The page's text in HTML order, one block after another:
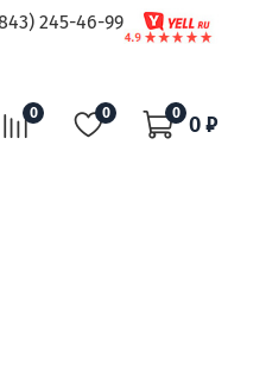
245-46-99
0 0 0 0 ₽